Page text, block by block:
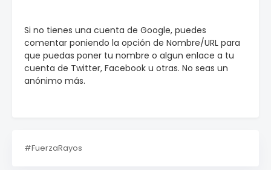
Si no tienes una cuenta de Google, puedes
comentar poniendo la opción de Nombre/URL para
que puedas poner tu nombre o algun enlace a tu
cuenta de Twitter, Facebook u otras. No seas un
anónimo más.
#FuerzaRayos